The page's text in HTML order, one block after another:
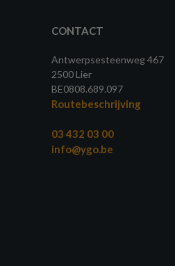
CONTACT
Antwerpsesteenweg 467
2500 Lier
BE0808.689.097
Routebeschrijving
03 432 03 00
info@ygo.be